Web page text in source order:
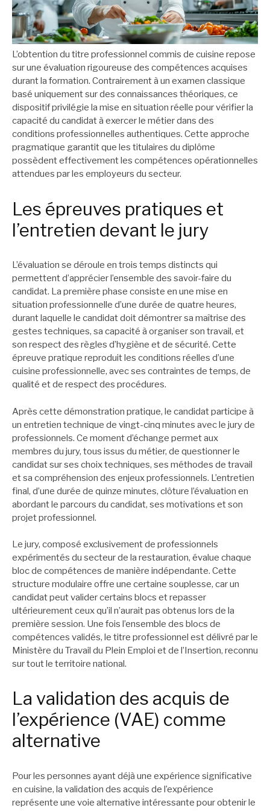
L’obtention du titre professionnel commis de cuisine repose
sur une évaluation rigoureuse des compétences acquises
durant la formation. Contrairement à un examen classique
basé uniquement sur des connaissances théoriques, ce
dispositif privilégie la mise en situation réelle pour vérifier la
capacité du candidat à exercer le métier dans des
conditions professionnelles authentiques. Cette approche
pragmatique garantit que les titulaires du diplôme
possèdent effectivement les compétences opérationnelles
attendues par les employeurs du secteur.
Les épreuves pratiques et
l’entretien devant le jury
L’évaluation se déroule en trois temps distincts qui
permettent d’apprécier l’ensemble des savoir-faire du
candidat. La première phase consiste en une mise en
situation professionnelle d’une durée de quatre heures,
durant laquelle le candidat doit démontrer sa maîtrise des
gestes techniques, sa capacité à organiser son travail, et
son respect des règles d’hygiène et de sécurité. Cette
épreuve pratique reproduit les conditions réelles d’une
cuisine professionnelle, avec ses contraintes de temps, de
qualité et de respect des procédures.
Après cette démonstration pratique, le candidat participe à
un entretien technique de vingt-cinq minutes avec le jury de
professionnels. Ce moment d’échange permet aux
membres du jury, tous issus du métier, de questionner le
candidat sur ses choix techniques, ses méthodes de travail
et sa compréhension des enjeux professionnels. L’entretien
final, d’une durée de quinze minutes, clôture l’évaluation en
abordant le parcours du candidat, ses motivations et son
projet professionnel.
Le jury, composé exclusivement de professionnels
expérimentés du secteur de la restauration, évalue chaque
bloc de compétences de manière indépendante. Cette
structure modulaire offre une certaine souplesse, car un
candidat peut valider certains blocs et repasser
ultérieurement ceux qu’il n’aurait pas obtenus lors de la
première session. Une fois l’ensemble des blocs de
compétences validés, le titre professionnel est délivré par le
Ministère du Travail du Plein Emploi et de l’Insertion, reconnu
sur tout le territoire national.
La validation des acquis de
l’expérience (VAE) comme
alternative
Pour les personnes ayant déjà une expérience significative
en cuisine, la validation des acquis de l’expérience
représente une voie alternative intéressante pour obtenir le